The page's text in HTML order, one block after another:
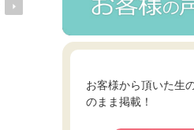
お客様から頂いた生
のまま掲載！